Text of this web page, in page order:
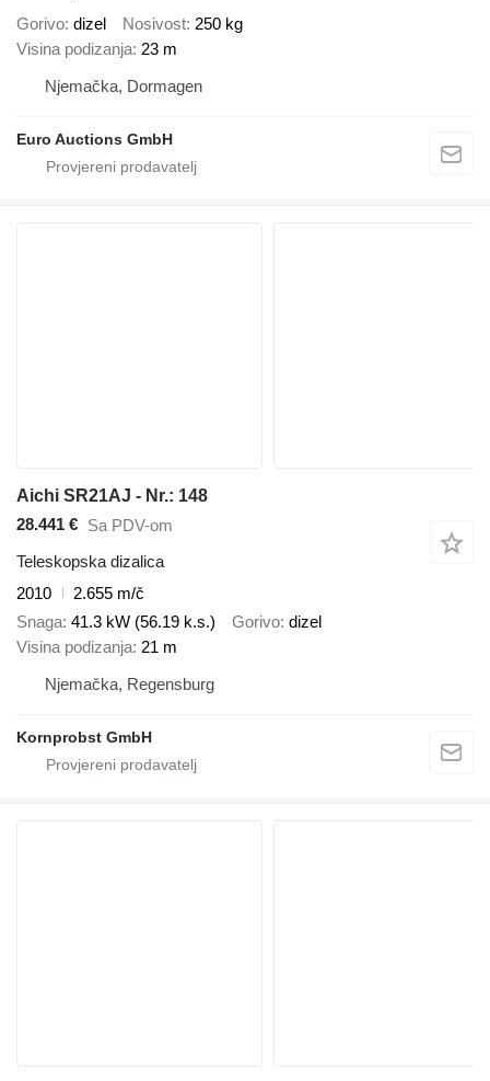
Gorivo dizel Nosivost 250 kg
Visina podizanja 23 m
Njemačka, Dormagen
Euro Auctions GmbH
Aichi SR21AJ - Nr.: 148
28.441 € Sa PDV-om
Teleskopska dizalica
2010
2.655 m/č
Snaga 41.3 kW (56.19 k.s.) Gorivo dizel
Visina podizanja 21 m
Njemačka, Regensburg
Kornprobst GmbH